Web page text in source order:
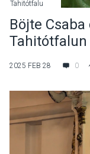
Tahitótfalu
Böjte
Tahitótfalun
2025 FEB 28 0